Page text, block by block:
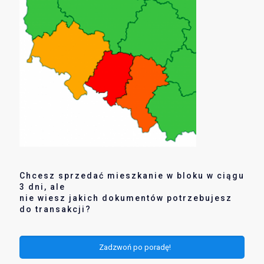
Chcesz sprzedać mieszkanie w bloku w ciągu
3 dni, ale
nie wiesz jakich dokumentów potrzebujesz
do transakcji?
Zadzwoń po poradę!